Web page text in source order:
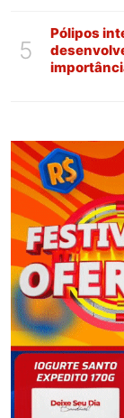
5
Pólipos